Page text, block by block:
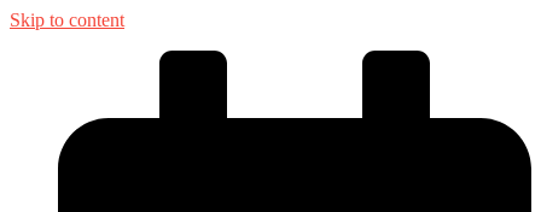
Skip to content